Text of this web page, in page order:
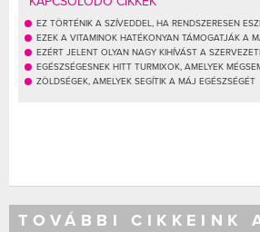
EZ TÖRTÉNIK A SZÍVEDDEL, HA RENDSZERESEN
EZEK A VITAMINOK HATÉKONYAN TÁMOGATJÁK A
EZÉRT JELENT OLYAN NAGY KIHÍVÁST A
EGÉSZSÉGESNEK HITT TURMIXOK, AMELYEK
ZÖLDSÉGEK, AMELYEK SEGÍTIK A MÁJ EGÉSZSÉGÉT
TOVÁBBI CIKKEINK